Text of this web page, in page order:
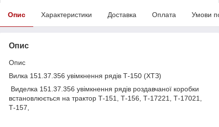
Опис Характеристики Доставка Оплата Умови
Опис
Опис
Вилка 151.37.356 увімкнення рядів Т-150 (ХТЗ)
Виделка 151.37.356 увімкнення рядів роздавчаної коробки
встановлюється на трактор Т-151, Т-156, Т-17221, Т-17021,
Т-157,